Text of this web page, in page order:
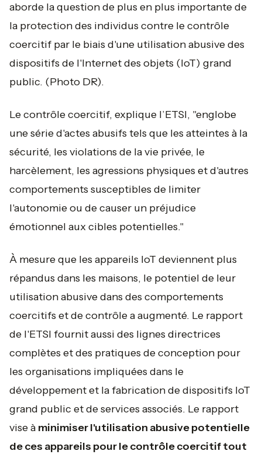
aborde la question de plus en plus importante de
la protection des individus contre le contrôle
coercitif par le biais d'une utilisation abusive des
dispositifs de l'Internet des objets (IoT) grand
public. (Photo DR).
Le contrôle coercitif, explique l’ETSI, "englobe
une série d'actes abusifs tels que les atteintes à la
sécurité, les violations de la vie privée, le
harcèlement, les agressions physiques et d'autres
comportements susceptibles de limiter
l'autonomie ou de causer un préjudice
émotionnel aux cibles potentielles."
À mesure que les appareils IoT deviennent plus
répandus dans les maisons, le potentiel de leur
utilisation abusive dans des comportements
coercitifs et de contrôle a augmenté. Le rapport
de l'ETSI fournit aussi des lignes directrices
complètes et des pratiques de conception pour
les organisations impliquées dans le
développement et la fabrication de dispositifs IoT
grand public et de services associés. Le rapport
vise à minimiser l'utilisation abusive potentielle
de ces appareils pour le contrôle coercitif tout